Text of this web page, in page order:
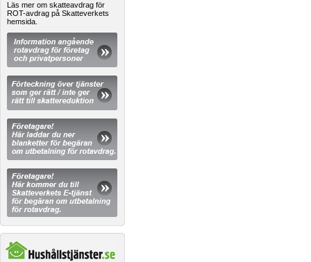
Läs mer om skatteavdrag för
ROT-avdrag på Skatteverkets
hemsida.